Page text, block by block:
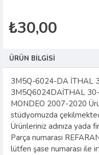
₺30,00
ÜRÜN BILGISI
3M5Q-6024-DA İTHAL
3M5Q6024DAİTHAL
MONDEO 2007-2020
stüdyomuzda
Ürünleriniz adınıza yada
Parça numarası
lütfen şase numarası ile